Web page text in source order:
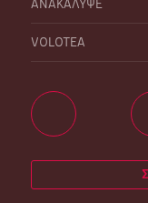
ΑΝΑΚΑΛΥΨΕ
VOLOTEA